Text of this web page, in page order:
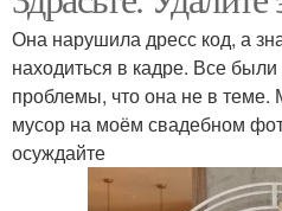
Она нарушила дресс код, а
находиться в кадре. Все
проблемы, что она не в
мусор на моём свадебном
осуждайте